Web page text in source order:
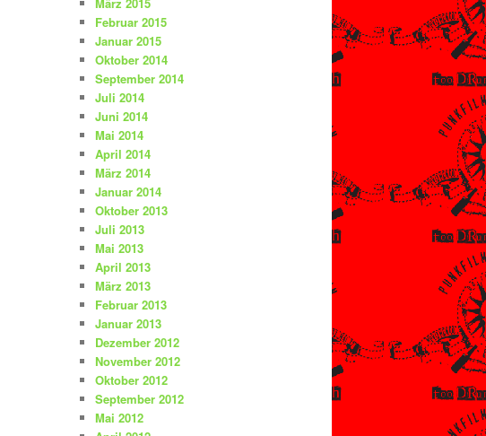
Februar 2015
Januar 2015
Oktober 2014
September 2014
Juli 2014
Juni 2014
Mai 2014
April 2014
März 2014
Januar 2014
Oktober 2013
Juli 2013
Mai 2013
April 2013
März 2013
Februar 2013
Januar 2013
Dezember 2012
November 2012
Oktober 2012
September 2012
Mai 2012